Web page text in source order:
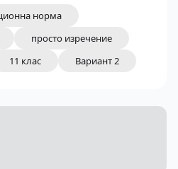
норма
просто изречение
11 клас Вариант 2